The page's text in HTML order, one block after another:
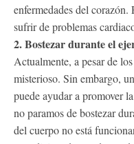
enfermedades del
sufrir de problemas
2. Bostezar durante el
Actualmente, a pesar de
misterioso. Sin embargo,
puede ayudar a promover
no paramos de bostezar
del cuerpo no está